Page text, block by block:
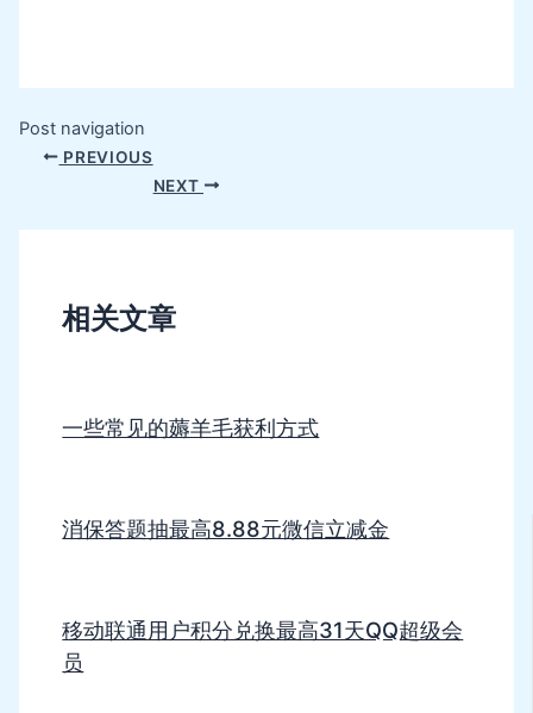
Post navigation
PREVIOUS
NEXT
相关文章
一些常见的薅羊毛获利方式
消保答题抽最高8.88元微信立减金
移动联通用户积分兑换最高31天QQ超级会
员